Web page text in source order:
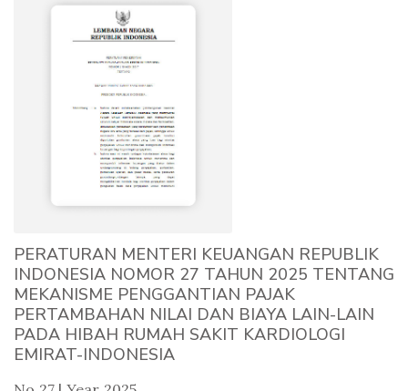
PERATURAN MENTERI KEUANGAN REPUBLIK
INDONESIA NOMOR 27 TAHUN 2025 TENTANG
MEKANISME PENGGANTIAN PAJAK
PERTAMBAHAN NILAI DAN BIAYA LAIN-LAIN
PADA HIBAH RUMAH SAKIT KARDIOLOGI
EMIRAT-INDONESIA